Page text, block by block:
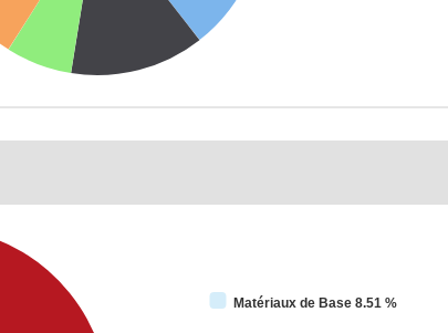
Matériaux de Base 8.51 %